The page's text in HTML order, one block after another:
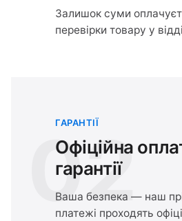
Залишок суми
перевірки товару у
02
ГАРАНТІЇ
Офіційна
гарантії
Ваша безпека — наш
платежі проходять